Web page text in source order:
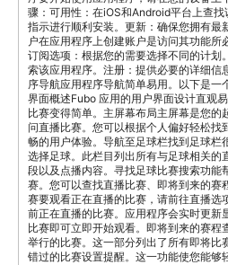
骤：可用性：在iOS和Android平台上查
指示进行顺利安装。更新：确保您拥有最
户在应用程序上创建账户是访问其功能所
订阅选项：根据您的需要选择不同的计划
索该应用程序。注册：提供必要的详细信
序导航应用程序导航简单易用。以下是一
界面概述Fubo 应用的用户界面设计直观
比赛变得简单。主屏幕布局主屏幕是您的
问直播比赛。您可以根据个人偏好轻松找
畅的用户体验。导航至足球栏找到足球栏
选择足球。此栏目列出所有与足球相关的
段以及点播内容。寻找足球比赛搜索功能
赛。您可以查找直播比赛、即将到来的赛
赛要观看正在直播的比赛，请前往直播选
前正在直播的比赛。应用程序会实时更新
比赛即可立即开始观看。即将到来的赛程
举行的比赛。这一部分列出了所有即将比
错过的比赛设置提醒。这一功能使您能够